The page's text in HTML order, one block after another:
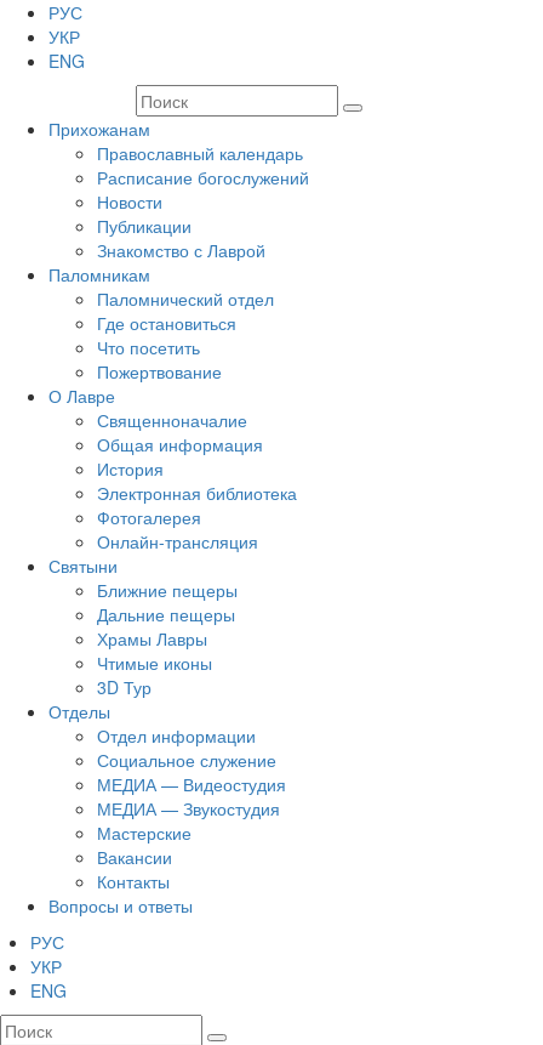
РУС
УКР
ENG
Прихожанам
Православный календарь
Расписание богослужений
Новости
Публикации
Знакомство с Лаврой
Паломникам
Паломнический отдел
Где остановиться
Что посетить
Пожертвование
О Лавре
Священноначалие
Общая информация
История
Электронная библиотека
Фотогалерея
Онлайн-трансляция
Святыни
Ближние пещеры
Дальние пещеры
Храмы Лавры
Чтимые иконы
3D Тур
Отделы
Отдел информации
Социальное служение
МЕДИА — Видеостудия
МЕДИА — Звукостудия
Мастерские
Вакансии
Контакты
Вопросы и ответы
РУС
УКР
ENG